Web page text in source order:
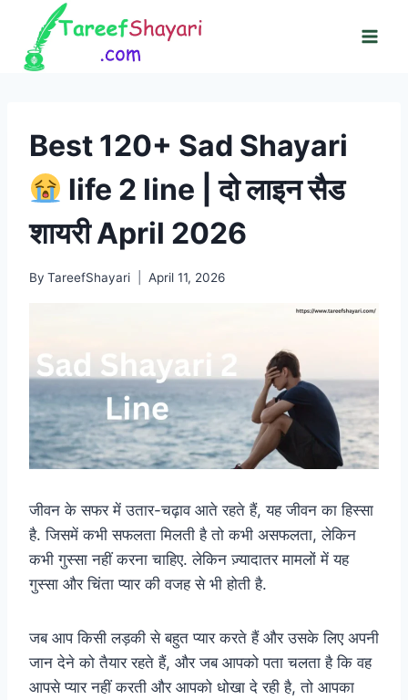
content
Best 120+ Sad Shayari
life 2 line | दो लाइन सैड
शायरी April 2026
By TareefShayari April 11, 2026
जीवन के सफर में उतार-चढ़ाव आते रहते हैं, यह जीवन का हिस्सा
है. जिसमें कभी सफलता मिलती है तो कभी असफलता, लेकिन
कभी गुस्सा नहीं करना चाहिए. लेकिन ज़्यादातर मामलों में यह
गुस्सा और चिंता प्यार की वजह से भी होती है.
जब आप किसी लड़की से बहुत प्यार करते हैं और उसके लिए अपनी
जान देने को तैयार रहते हैं, और जब आपको पता चलता है कि वह
आपसे प्यार नहीं करती और आपको धोखा दे रही है, तो आपका